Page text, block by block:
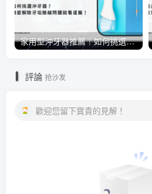
家用型沖牙器推薦｜如何挑選沖牙器？徹底解除牙垢隙縫問題就看這篇！
評論 抢沙发
歡迎您留下寶貴的見解！